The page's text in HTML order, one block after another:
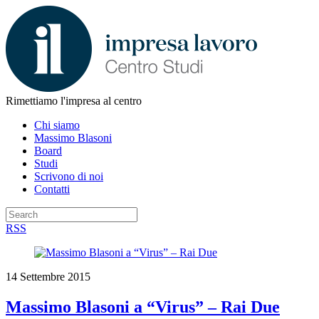
Rimettiamo l'impresa al centro
Chi siamo
Massimo Blasoni
Board
Studi
Scrivono di noi
Contatti
RSS
14 Settembre 2015
Massimo Blasoni a “Virus” – Rai Due